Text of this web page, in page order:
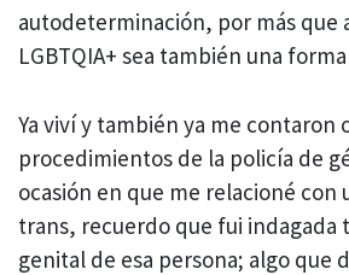
autodeterminación, por más que
LGBTQIA+ sea también una
Ya viví y también ya me contaron
procedimientos de la policía de
ocasión en que me relacioné con
trans, recuerdo que fui indagada
genital de esa persona; algo que